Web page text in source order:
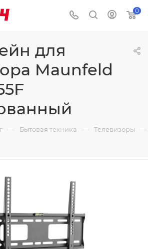
0
для
Maunfeld
— Бытовая техника — Телевизоры —